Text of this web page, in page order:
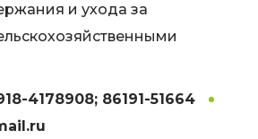
и ухода за
4178908; 86191-51664